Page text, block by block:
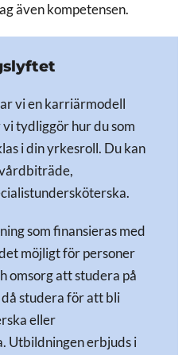
även kompetensen.
vi en karriärmodell
tydliggör hur du som
i din yrkesroll. Du kan
som finansieras med
möjligt för personer
omsorg att studera på
studera för att bli
eller
Utbildningen erbjuds i